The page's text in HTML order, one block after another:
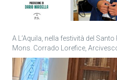
A L’Aquila, nella festività del
Mons. Corrado Lorefice,